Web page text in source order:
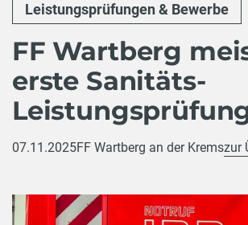
Leistungsprüfungen & Bewerbe
FF Wartberg
erste Sanitäts-
07.11.2025FF Wartberg an der Kremszur